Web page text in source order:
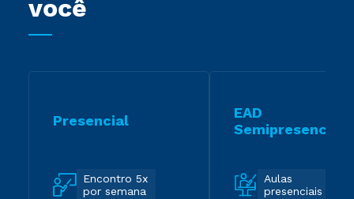
você
Presencial
Encontro 5x
por semana
EAD
Semipresencial
Aulas
presenciais